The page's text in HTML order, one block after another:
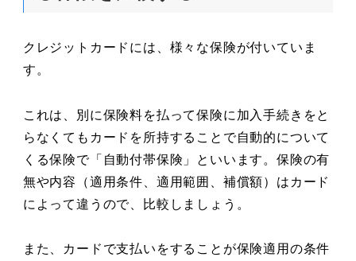
クレジットカードには、様々な保険が付いていま
す。
これは、別に保険料を払って保険に加入手続きをと
らなくてもカードを所持することで自動的について
くる保険で「自動付帯保険」といいます。保険の有
無や内容（適用条件、適用範囲、補償額）はカード
によって違うので、比較しましょう。
また、カードで支払いをすることが保険適用の条件